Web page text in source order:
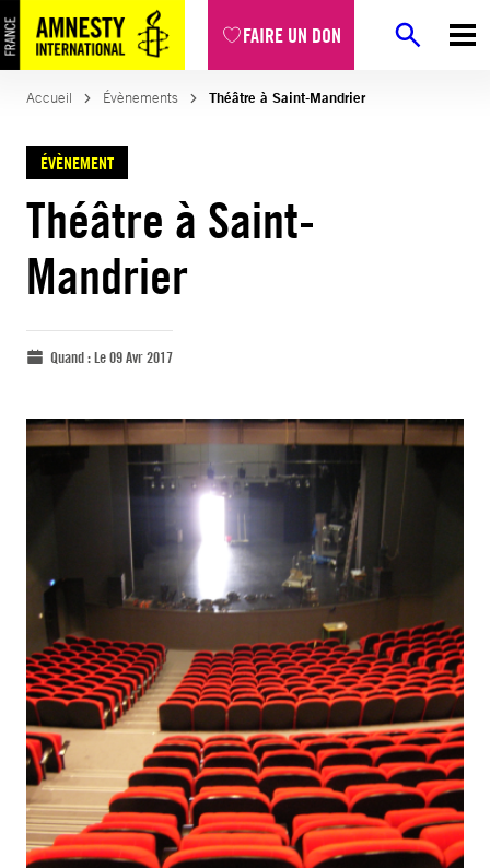
FAIRE UN DON
Accueil Évènements Théâtre à Saint-Mandrier
ÉVÈNEMENT
Théâtre à Saint-
Mandrier
Quand :Le 09 Avr 2017